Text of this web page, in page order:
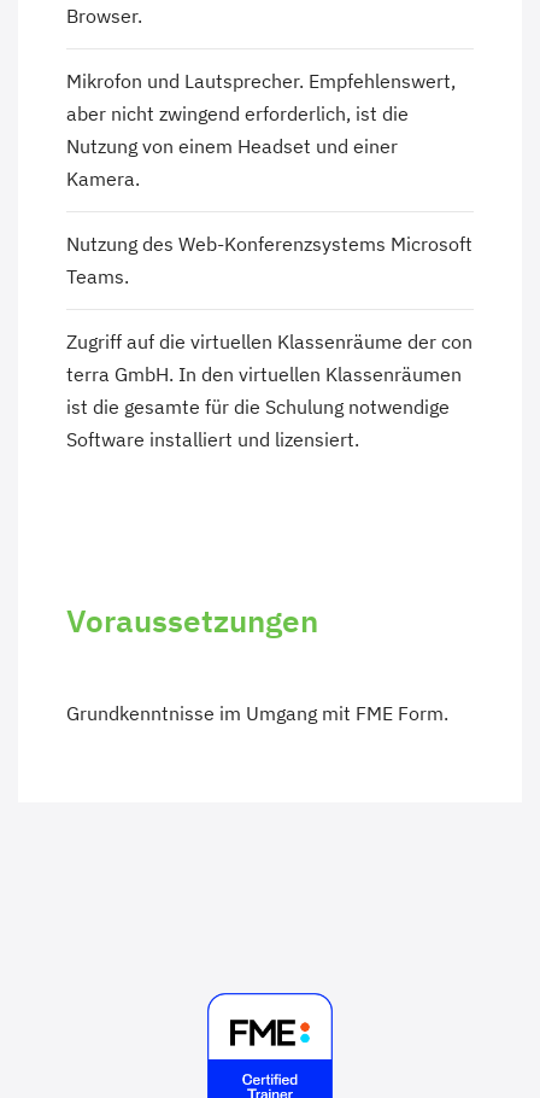
Browser.
Mikrofon und Lautsprecher. Empfehlenswert,
aber nicht zwingend erforderlich, ist die
Nutzung von einem Headset und einer
Kamera.
Nutzung des Web-Konferenzsystems Microsoft
Teams.
Zugriff auf die virtuellen Klassenräume der con
terra GmbH. In den virtuellen Klassenräumen
ist die gesamte für die Schulung notwendige
Software installiert und lizensiert.
Voraussetzungen
Grundkenntnisse im Umgang mit FME Form.